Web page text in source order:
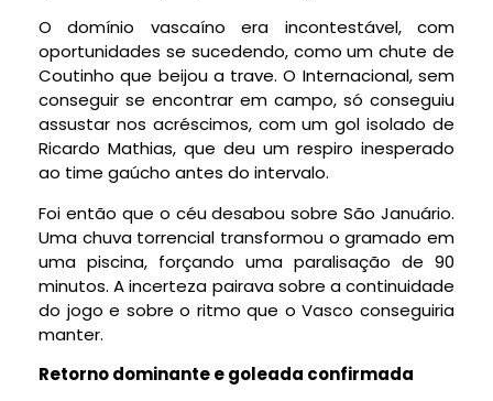
O domínio vascaíno era incontestável, com
oportunidades se sucedendo, como um chute de
Coutinho que beijou a trave. O Internacional, sem
conseguir se encontrar em campo, só conseguiu
assustar nos acréscimos, com um gol isolado de
Ricardo Mathias, que deu um respiro inesperado
ao time gaúcho antes do intervalo.
Foi então que o céu desabou sobre São Januário.
Uma chuva torrencial transformou o gramado em
uma piscina, forçando uma paralisação de 90
minutos. A incerteza pairava sobre a continuidade
do jogo e sobre o ritmo que o Vasco conseguiria
manter.
Retorno dominante e goleada confirmada